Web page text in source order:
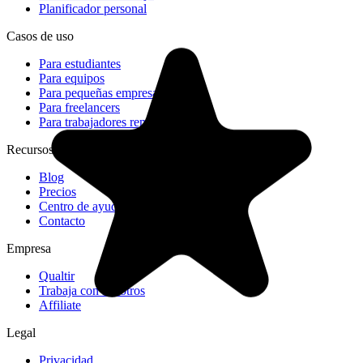
Planificador personal
Casos de uso
Para estudiantes
Para equipos
Para pequeñas empresas
Para freelancers
Para trabajadores remotos
Recursos
Blog
Precios
Centro de ayuda
Contacto
Empresa
Qualtir
Trabaja con nosotros
Affiliate
Legal